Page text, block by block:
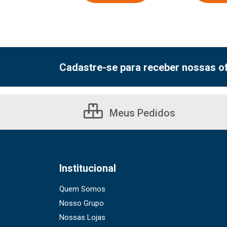
Cadastre-se para receber nossas
Meus Pedidos
Institucional
Quem Somos
Nosso Grupo
Nossas Lojas